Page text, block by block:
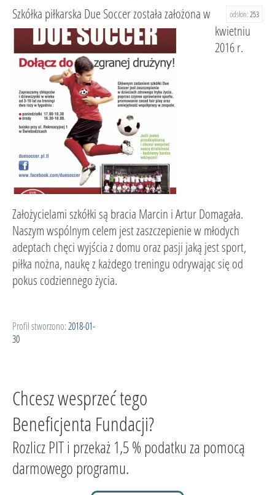
odsłon:253
Szkółka piłkarska Due Soccer została założona w
kwietniu
2016 r.
Założycielami szkółki są bracia Marcin i Artur Domagała.
Naszym wspólnym celem jest zaszczepienie w młodych
adeptach chęci wyjścia z domu oraz pasji jaką jest sport,
piłka nożna, naukę z każdego treningu odrywając się od
pokus codziennego życia.
Profil stworzono: 2018-01-
30
Chcesz wesprzeć tego
Beneficjenta Fundacji?
Rozlicz PIT i przekaż 1,5 % podatku za pomocą
darmowego programu.